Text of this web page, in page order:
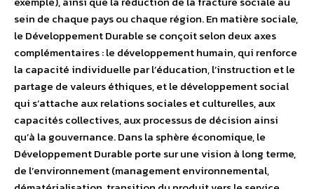
sein de chaque pays ou chaque région. En matière sociale,
le Développement Durable se conçoit selon deux axes
complémentaires : le développement humain, qui renforce
la capacité individuelle par l’éducation, l’instruction et le
partage de valeurs éthiques, et le développement social
qui s’attache aux relations sociales et culturelles, aux
capacités collectives, aux processus de décision ainsi
qu’à la gouvernance. Dans la sphère économique, le
Développement Durable porte sur une vision à long terme,
de l’environnement (management environnemental,